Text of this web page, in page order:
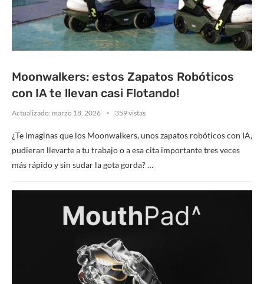
Moonwalkers: estos Zapatos Robóticos
con IA te llevan casi Flotando!
Actualizado: marzo 18, 2026 359 vistas
¿Te imaginas que los Moonwalkers, unos zapatos robóticos con IA,
pudieran llevarte a tu trabajo o a esa cita importante tres veces
más rápido y sin sudar la gota gorda? …